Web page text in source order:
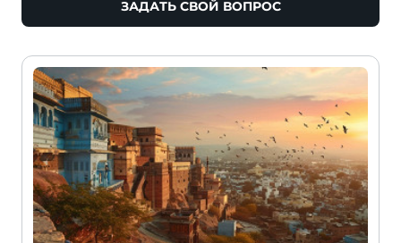
ЗАДАТЬ СВОЙ ВОПРОС